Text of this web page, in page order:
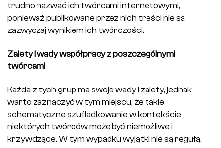
trudno nazwać ich twórcami internetowymi,
ponieważ publikowane przez nich treści nie są
zazwyczaj wynikiem ich twórczości.
Zalety i wady współpracy z poszczególnymi
twórcami
Każda z tych grup ma swoje wady i zalety, jednak
warto zaznaczyć w tym miejscu, że takie
schematyczne szufladkowanie w kontekście
niektórych twórców może być niemożliwe i
krzywdzące. W tym wypadku wyjątki nie są regułą.